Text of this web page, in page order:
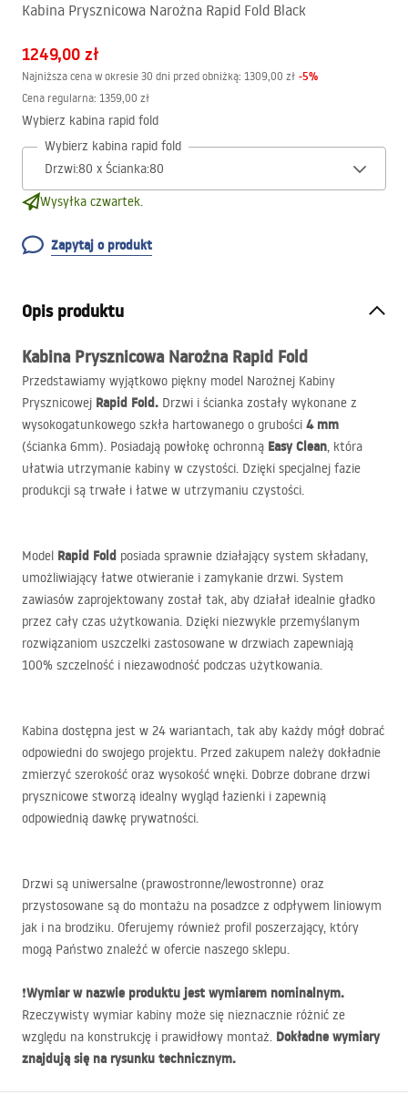
Kabina Prysznicowa Narożna Rapid Fold Black
1249,00 zł
Najniższa cena w okresie 30 dni przed obniżką: 1309,00 zł -5%
Cena regularna: 1359,00 zł
Wybierz kabina rapid fold
Wybierz kabina rapid fold
Wysyłka czwartek.
Zapytaj o produkt
Opis produktu
Kabina Prysznicowa Narożna Rapid Fold
Przedstawiamy wyjątkowo piękny model Narożnej Kabiny
Prysznicowej Rapid Fold. Drzwi i ścianka zostały wykonane z
wysokogatunkowego szkła hartowanego o grubości 4 mm
(ścianka 6mm). Posiadają powłokę ochronną Easy Clean, która
ułatwia utrzymanie kabiny w czystości. Dzięki specjalnej fazie
produkcji są trwałe i łatwe w utrzymaniu czystości.
Model Rapid Fold posiada sprawnie działający system składany,
umożliwiający łatwe otwieranie i zamykanie drzwi. System
zawiasów zaprojektowany został tak, aby działał idealnie gładko
przez cały czas użytkowania. Dzięki niezwykle przemyślanym
rozwiązaniom uszczelki zastosowane w drzwiach zapewniają
100% szczelność i niezawodność podczas użytkowania.
Kabina dostępna jest w 24 wariantach, tak aby każdy mógł dobrać
odpowiedni do swojego projektu. Przed zakupem należy dokładnie
zmierzyć szerokość oraz wysokość wnęki. Dobrze dobrane drzwi
prysznicowe stworzą idealny wygląd łazienki i zapewnią
odpowiednią dawkę prywatności.
Drzwi są uniwersalne (prawostronne/lewostronne) oraz
przystosowane są do montażu na posadzce z odpływem liniowym
jak i na brodziku. Oferujemy również profil poszerzający, który
mogą Państwo znaleźć w ofercie naszego sklepu.
❗Wymiar w nazwie produktu jest wymiarem nominalnym.
Rzeczywisty wymiar kabiny może się nieznacznie różnić ze
względu na konstrukcję i prawidłowy montaż. Dokładne wymiary
znajdują się na rysunku technicznym.